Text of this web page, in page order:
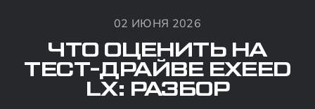
02 ИЮНЯ 2026
ЧТО ОЦЕНИТЬ НА
ТЕСТ-ДРАЙВЕ EXEED
LX: РАЗБОР